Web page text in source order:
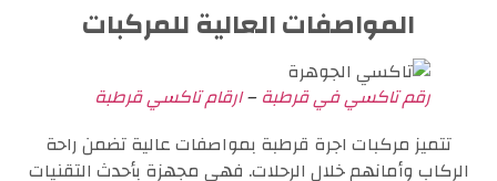
المواصفات العالية للمركبات
رقم تاكسي في قرطبة–ارقام تاكسي قرطبة
تتميز مركبات اجرة قرطبة بمواصفات عالية تضمن راحة
الركاب وأمانهم خلال الرحلات. فهي مجهزة بأحدث التقنيات